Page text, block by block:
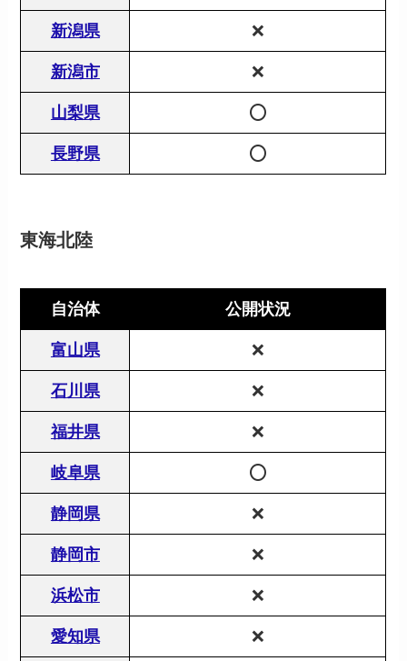
新潟県 ❌
新潟市 ❌
山梨県 ⭕️
長野県 ⭕️
東海北陸
自治体 公開状況
富山県 ❌
石川県 ❌
福井県 ❌
岐阜県 ⭕️
静岡県 ❌
静岡市 ❌
浜松市 ❌
愛知県 ❌